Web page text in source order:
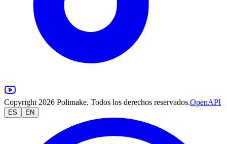
Copyright 2026 Polimake. Todos los derechos reservados.OpenAPI
ES EN